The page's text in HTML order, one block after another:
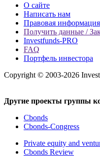
О сайте
Написать нам
Правовая информация
Получить данные /
Investfunds-PRO
FAQ
Портфель инвестора
Copyright © 2003-2026
Другие проекты группы
Cbonds
Cbonds-Congress
Private equity and
Cbonds Review